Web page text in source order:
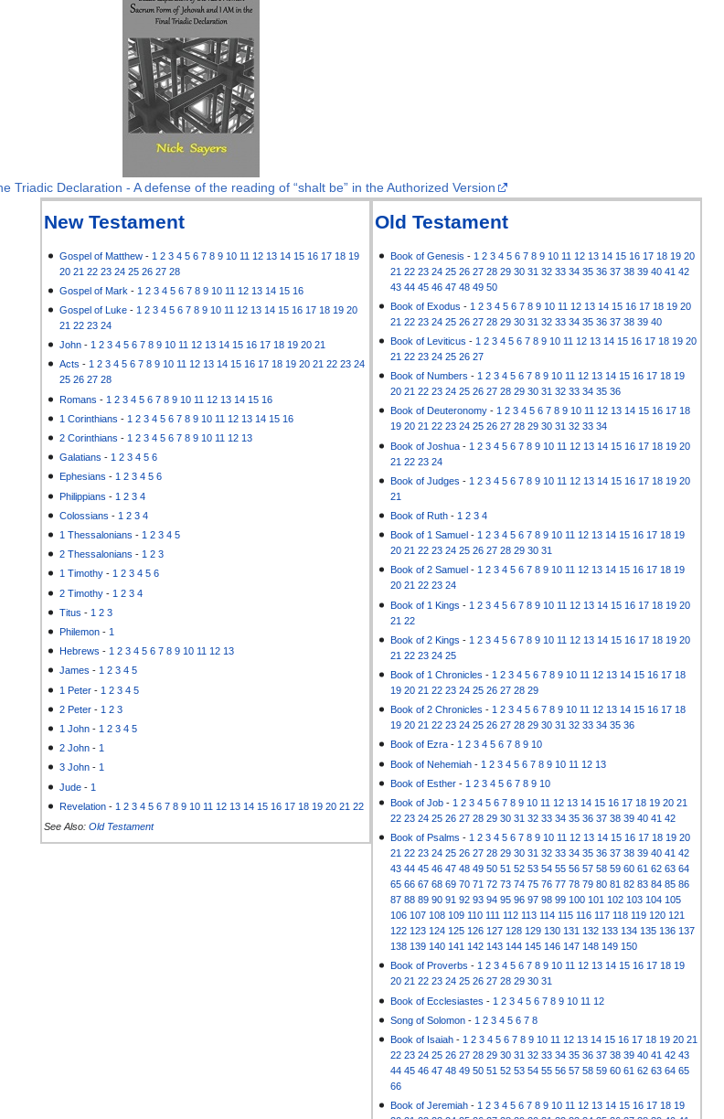
Triadic Declaration - A defense of the reading of “shalt be” in the Authorized Version
Old Testament
Book of Genesis - 1 2 3 4 5 6 7 8 9 10 11 12 13 14 15 16 17 18 19 20
21 22 23 24 25 26 27 28 29 30 31 32 33 34 35 36 37 38 39 40 41 42
43 44 45 46 47 48 49 50
Book of Exodus - 1 2 3 4 5 6 7 8 9 10 11 12 13 14 15 16 17 18 19 20
21 22 23 24 25 26 27 28 29 30 31 32 33 34 35 36 37 38 39 40
Book of Leviticus - 1 2 3 4 5 6 7 8 9 10 11 12 13 14 15 16 17 18 19 20
21 22 23 24 25 26 27
Book of Numbers - 1 2 3 4 5 6 7 8 9 10 11 12 13 14 15 16 17 18 19
20 21 22 23 24 25 26 27 28 29 30 31 32 33 34 35 36
Book of Deuteronomy -1 2 3 4 5 6 7 8 9 10 11 12 13 14 15 16 17 18
19 20 21 22 23 24 25 26 27 28 29 30 31 32 33 34
Book of Joshua - 1 2 3 4 5 6 7 8 9 10 11 12 13 14 15 16 17 18 19 20
21 22 23 24
Book of Judges - 1 2 3 4 5 6 7 8 9 10 11 12 13 14 15 16 17 18 19 20
21
Book of Ruth - 1 2 3 4
Book of 1 Samuel - 1 2 3 4 5 6 7 8 9 10 11 12 13 14 15 16 17 18 19
20 21 22 23 24 25 26 27 28 29 30 31
Book of 2 Samuel -1 2 3 4 5 6 7 8 9 10 11 12 13 14 15 16 17 18 19
20 21 22 23 24
Book of 1 Kings - 1 2 3 4 5 6 7 8 9 10 11 12 13 14 15 16 17 18 19 20
21 22
Book of 2 Kings - 1 2 3 4 5 6 7 8 9 10 11 12 13 14 15 16 17 18 19 20
21 22 23 24 25
Book of 1 Chronicles - 1 2 3 4 5 6 7 8 9 10 11 12 13 14 15 16 17 18
19 20 21 22 23 24 25 26 27 28 29
Book of 2 Chronicles - 1 2 3 4 5 6 7 8 9 10 11 12 13 14 15 16 17 18
19 20 21 22 23 24 25 26 27 28 29 30 31 32 33 34 35 36
Book of Ezra -1 2 3 4 5 6 7 8 9 10
Book of Nehemiah - 1 2 3 4 5 6 7 8 9 10 11 12 13
Book of Esther - 1 2 3 4 5 6 7 8 9 10
Book of Job - 1 2 3 4 5 6 7 8 9 10 11 12 13 14 15 16 17 18 19 20 21
22 23 24 25 26 27 28 29 30 31 32 33 34 35 36 37 38 39 40 41 42
Book of Psalms - 1 2 3 4 5 6 7 8 9 10 11 12 13 14 15 16 17 18 19 20
21 22 23 24 25 26 27 28 29 30 31 32 33 34 35 36 37 38 39 40 41 42
43 44 45 46 47 48 49 50 51 52 53 54 55 56 57 58 59 60 61 62 63 64
65 66 67 68 69 70 71 72 73 74 75 76 77 78 79 80 81 82 83 84 85 86
87 88 89 90 91 92 93 94 95 96 97 98 99 100 101 102 103 104 105
106 107 108 109 110 111 112 113 114 115 116 117 118 119 120 121
122 123 124 125 126 127 128 129 130 131 132 133 134 135 136 137
138 139 140 141 142 143 144 145 146 147 148 149 150
Book of Proverbs -1 2 3 4 5 6 7 8 9 10 11 12 13 14 15 16 17 18 19
20 21 22 23 24 25 26 27 28 29 30 31
Book of Ecclesiastes - 1 2 3 4 5 6 7 8 9 10 11 12
Song of Solomon - 1 2 3 4 5 6 7 8
Book of Isaiah - 1 2 3 4 5 6 7 8 9 10 11 12 13 14 15 16 17 18 19 20 21
22 23 24 25 26 27 28 29 30 31 32 33 34 35 36 37 38 39 40 41 42 43
44 45 46 47 48 49 50 51 52 53 54 55 56 57 58 59 60 61 62 63 64 65
66
Book of Jeremiah - 1 2 3 4 5 6 7 8 9 10 11 12 13 14 15 16 17 18 19
New Testament
Gospel of Matthew - 1 2 3 4 5 6 7 8 9 10 11 12 13 14 15 16 17 18 19
20 21 22 23 24 25 26 27 28
Gospel of Mark - 1 2 3 4 5 6 7 8 9 10 11 12 13 14 15 16
Gospel of Luke - 1 2 3 4 5 6 7 8 9 10 11 12 13 14 15 16 17 18 19 20
21 22 23 24
John - 1 2 3 4 5 6 7 8 9 10 11 12 13 14 15 16 17 18 19 20 21
Acts -1 2 3 4 5 6 7 8 9 10 11 12 13 14 15 16 17 18 19 20 21 22 23 24
25 26 27 28
Romans - 1 2 3 4 5 6 7 8 9 10 11 12 13 14 15 16
1 Corinthians - 1 2 3 4 5 6 7 8 9 10 11 12 13 14 15 16
2 Corinthians - 1 2 3 4 5 6 7 8 9 10 11 12 13
Galatians - 1 2 3 4 5 6
Ephesians -1 2 3 4 5 6
Philippians - 1 2 3 4
Colossians - 1 2 3 4
1 Thessalonians - 1 2 3 4 5
2 Thessalonians - 1 2 3
1 Timothy -1 2 3 4 5 6
2 Timothy - 1 2 3 4
Titus - 1 2 3
Philemon - 1
Hebrews - 1 2 3 4 5 6 7 8 9 10 11 12 13
James -1 2 3 4 5
1 Peter - 1 2 3 4 5
2 Peter - 1 2 3
1 John - 1 2 3 4 5
2 John - 1
3 John -1
Jude - 1
Revelation - 1 2 3 4 5 6 7 8 9 10 11 12 13 14 15 16 17 18 19 20 21 22
See Also: Old Testament